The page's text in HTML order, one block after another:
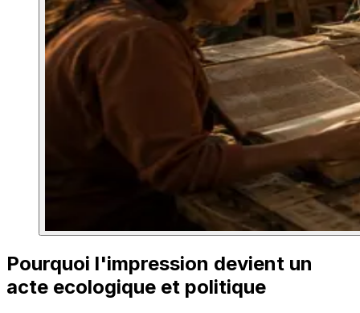
Pourquoi l'impression devient un
acte ecologique et politique